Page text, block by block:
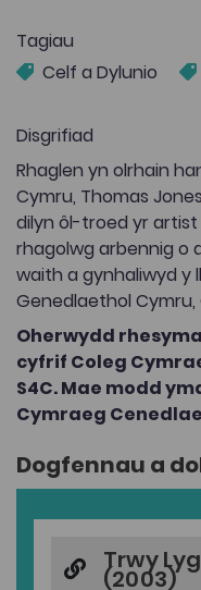
Tagiau
Celf a Dylunio
Disgrifiad
Rhaglen yn olrhain
Cymru, Thomas
dilyn ôl-troed yr
rhagolwg arbennig o
waith a gynhaliwyd y
Genedlaethol Cymru,
Oherwydd
cyfrif Coleg
S4C. Mae modd
Cymraeg
Dogfennau a
Trwy
(2003)